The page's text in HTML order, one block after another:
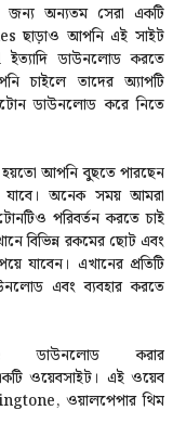
অন্যতম সেরা একটি
ছাড়াও আপনি এই সাইট
ডাউনলোড করতে
চাইলে তাদের অ্যাপটি
ডাউনলোড করে নিতে
আপনি বুছতে পারছেন
যাবে। অনেক সময় আমরা
পরিবর্তন করতে চাই
বিভিন্ন রকমের ছোট এবং
যাবেন। এখানের প্রতিটি
এবং ব্যবহার করতে
ডাউনলোড করার
ওয়েবসাইট। এই ওয়েব
ওয়ালপেপার থিম